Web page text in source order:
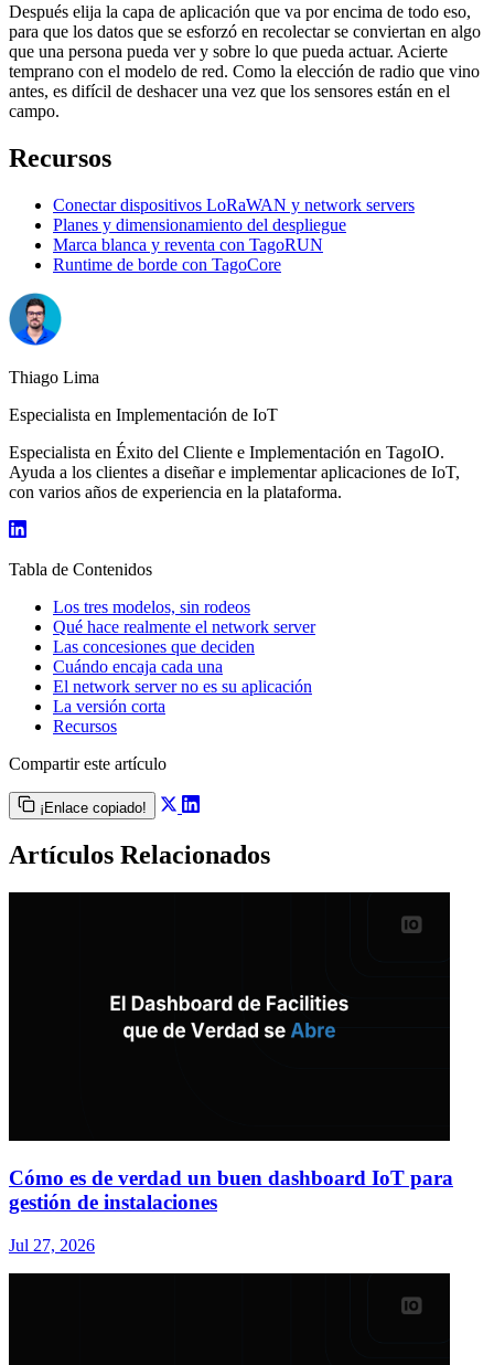
Después elija la capa de aplicación que va por encima de todo eso,
para que los datos que se esforzó en recolectar se conviertan en algo
que una persona pueda ver y sobre lo que pueda actuar. Acierte
temprano con el modelo de red. Como la elección de radio que vino
antes, es difícil de deshacer una vez que los sensores están en el
campo.
Recursos
Conectar dispositivos LoRaWAN y network servers
Planes y dimensionamiento del despliegue
Marca blanca y reventa con TagoRUN
Runtime de borde con TagoCore
Thiago Lima
Especialista en Implementación de IoT
Especialista en Éxito del Cliente e Implementación en TagoIO.
Ayuda a los clientes a diseñar e implementar aplicaciones de IoT,
con varios años de experiencia en la plataforma.
Tabla de Contenidos
Los tres modelos, sin rodeos
Qué hace realmente el network server
Las concesiones que deciden
Cuándo encaja cada una
El network server no es su aplicación
La versión corta
Recursos
Compartir este artículo
¡Enlace copiado!
Artículos Relacionados
Cómo es de verdad un buen dashboard IoT para
gestión de instalaciones
Jul 27, 2026